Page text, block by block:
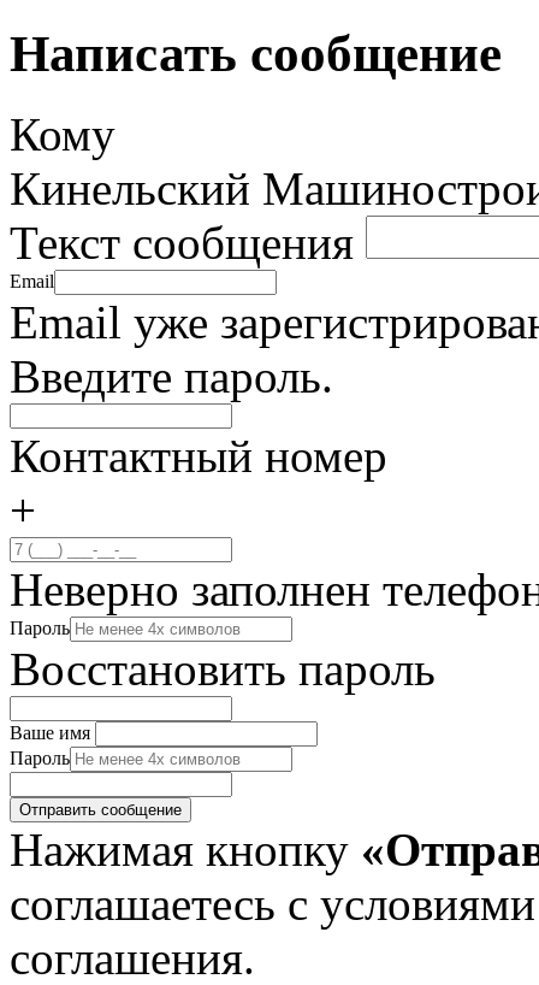
Написать сообщение
Кому
Кинельский
Текст сообщения
Email
Email уже
Введите пароль.
Контактный номер
+
Неверно заполнен
Пароль
Восстановить пароль
Ваше имя
Пароль
Нажимая кнопку
соглашаетесь с
соглашения.